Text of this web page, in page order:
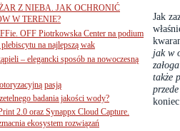
Jak
jak w
także
Z NIEBA. JAK OCHRONIĆ
W TERENIE?
OFF Piotrkowska Center na podium
na najlepszą wak
– elegancki sposób na nowoczesną
pasją
badania jakości wody?
2.0 oraz Synappx Cloud Capture.
ekosystem rozwiązań